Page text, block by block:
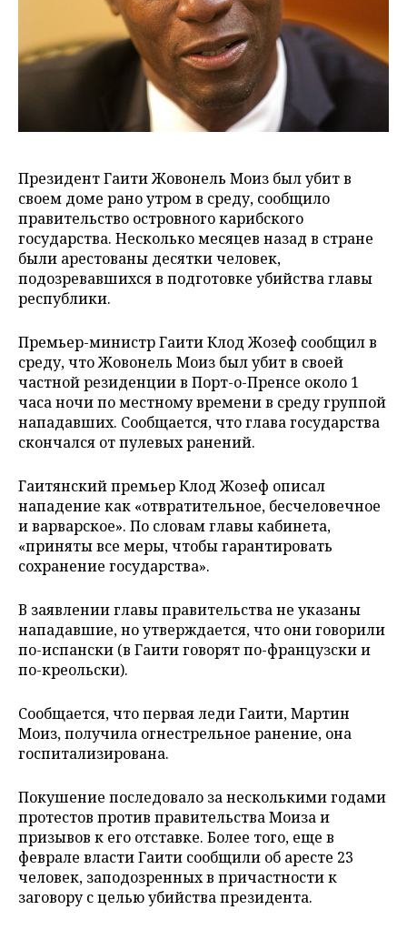
Президент Гаити Жовонель Моиз был убит в
своем доме рано утром в среду, сообщило
правительство островного карибского
государства. Несколько месяцев назад в стране
были арестованы десятки человек,
подозревавшихся в подготовке убийства главы
республики.
Премьер-министр Гаити Клод Жозеф сообщил в
среду, что Жовонель Моиз был убит в своей
частной резиденции в Порт-о-Пренсе около 1
часа ночи по местному времени в среду группой
нападавших. Сообщается, что глава государства
скончался от пулевых ранений.
Гаитянский премьер Клод Жозеф описал
нападение как «отвратительное, бесчеловечное
и варварское». По словам главы кабинета,
«приняты все меры, чтобы гарантировать
сохранение государства».
В заявлении главы правительства не указаны
нападавшие, но утверждается, что они говорили
по-испански (в Гаити говорят по-французски и
по-креольски).
Сообщается, что первая леди Гаити, Мартин
Моиз, получила огнестрельное ранение, она
госпитализирована.
Покушение последовало за несколькими годами
протестов против правительства Моиза и
призывов к его отставке. Более того, еще в
феврале власти Гаити сообщили об аресте 23
человек, заподозренных в причастности к
заговору с целью убийства президента.